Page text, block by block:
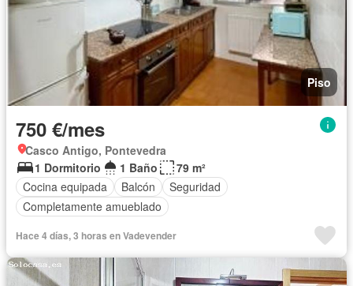
Piso
750 €/mes
Casco Antigo, Pontevedra
1 Dormitorio
1 Baño
79 m²
Cocina equipada
Balcón
Seguridad
Completamente amueblado
Hace 4 días, 3 horas en Vadevender